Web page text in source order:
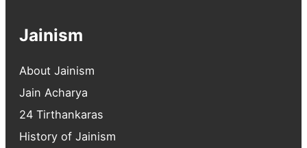
Jainism
About Jainism
Jain Acharya
24 Tirthankaras
History of Jainism